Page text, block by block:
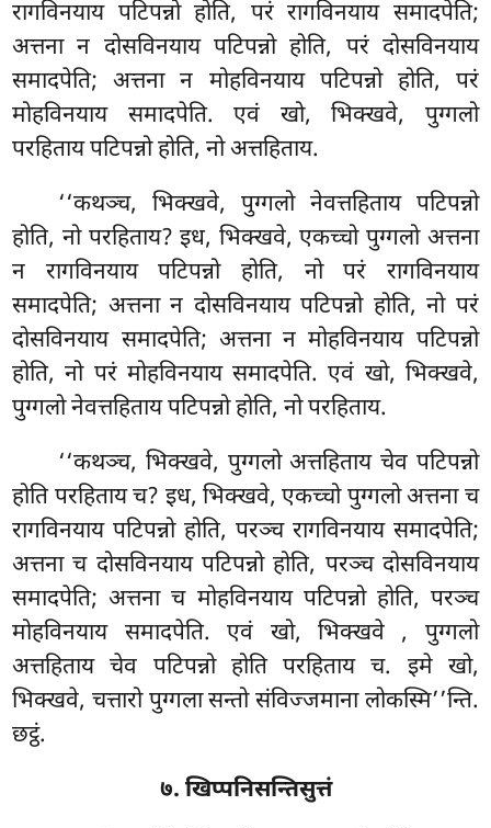
रागविनयाय पटिपन्नो होति, परं रागविनयाय समादपेति;
अत्तना न दोसविनयाय पटिपन्नो होति, परं दोसविनयाय
समादपेति; अत्तना न मोहविनयाय पटिपन्नो होति, परं
मोहविनयाय समादपेति. एवं खो, भिक्खवे, पुग्गलो
परहिताय पटिपन्नो होति, नो अत्तहिताय.
‘‘कथञ्च, भिक्खवे, पुग्गलो नेवत्तहिताय पटिपन्नो
होति, नो परहिताय? इध, भिक्खवे, एकच्चो पुग्गलो अत्तना
न रागविनयाय पटिपन्नो होति, नो परं रागविनयाय
समादपेति; अत्तना न दोसविनयाय पटिपन्नो होति, नो परं
दोसविनयाय समादपेति; अत्तना न मोहविनयाय पटिपन्नो
होति, नो परं मोहविनयाय समादपेति. एवं खो, भिक्खवे,
पुग्गलो नेवत्तहिताय पटिपन्नो होति, नो परहिताय.
‘‘कथञ्च, भिक्खवे, पुग्गलो अत्तहिताय चेव पटिपन्नो
होति परहिताय च? इध, भिक्खवे, एकच्चो पुग्गलो अत्तना च
रागविनयाय पटिपन्नो होति, परञ्च रागविनयाय समादपेति;
अत्तना च दोसविनयाय पटिपन्नो होति, परञ्च दोसविनयाय
समादपेति; अत्तना च मोहविनयाय पटिपन्नो होति, परञ्च
मोहविनयाय समादपेति. एवं खो, भिक्खवे , पुग्गलो
अत्तहिताय चेव पटिपन्नो होति परहिताय च. इमे खो,
भिक्खवे, चत्तारो पुग्गला सन्तो संविज्जमाना लोकस्मि’’न्ति.
छट्ठं.
७. खिप्पनिसन्तिसुत्तं